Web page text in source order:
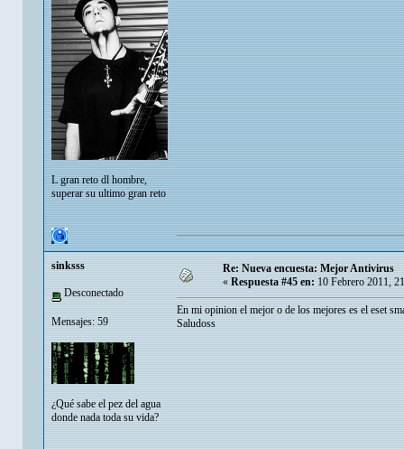
L gran reto dl hombre,
superar su ultimo gran reto
sinksss
Desconectado
Mensajes: 59
¿Qué sabe el pez del agua
donde nada toda su vida?
Re: Nueva encuesta: Mejor Antivirus
« Respuesta #45 en: 10 Febrero 2011,
En mi opinion el mejor o de los mejores es el eset
Saludoss